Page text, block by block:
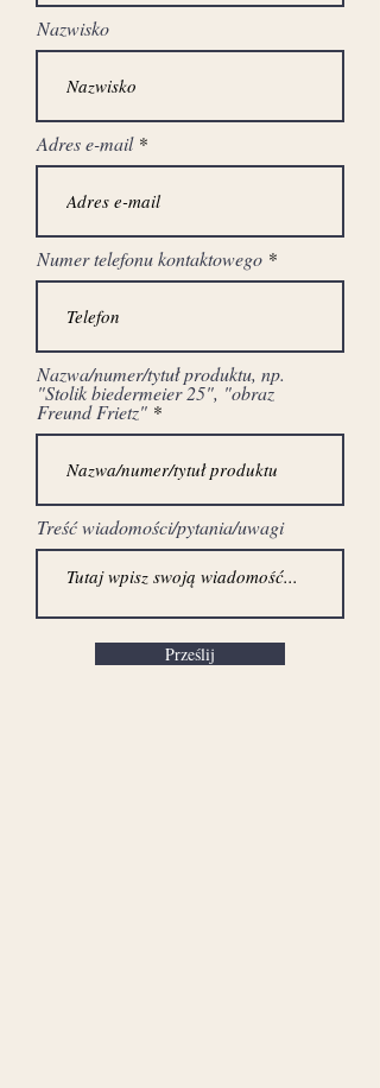
Nazwisko
Adres e-mail
Numer telefonu kontaktowego
Nazwa/numer/tytuł produktu, np.
"Stolik biedermeier 25", "obraz
Freund Frietz"
Treść wiadomości/pytania/uwagi
Prześlij